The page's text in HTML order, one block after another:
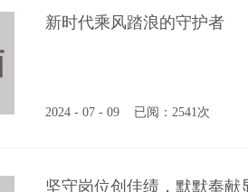
新时代乘风踏浪的守护者
2024 - 07 - 09 已阅：2541次
坚守岗位创佳绩，默默奉献